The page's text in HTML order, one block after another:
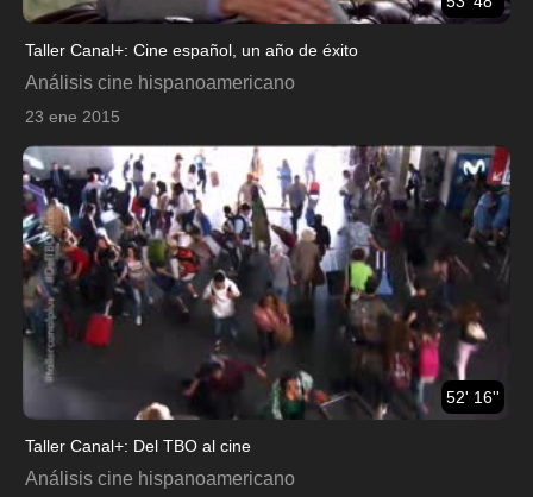
Taller Canal+: Cine español, un año de éxito
Análisis cine hispanoamericano
23 ene 2015
52' 16''
Taller Canal+: Del TBO al cine
Análisis cine hispanoamericano